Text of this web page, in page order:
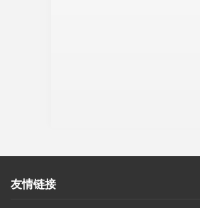
友情链接